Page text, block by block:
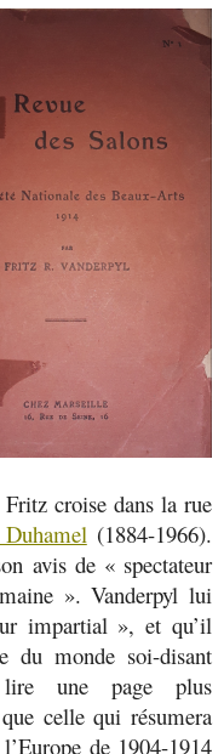
croise dans la rue
(1884-1966).
avis de « spectateur
». Vanderpyl lui
impartial », et qu’il
du monde soi-disant
une page plus
celle qui résumera
de 1904-1914